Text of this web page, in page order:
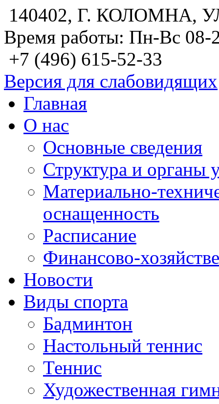
140402, Г. КОЛОМНА,
Время работы: Пн-Вс 08-
+7 (496) 615-52-33
Версия для слабовидящих
Главная
О нас
Основные сведения
Структура и органы
Материально-
оснащенность
Расписание
Финансово-
Новости
Виды спорта
Бадминтон
Настольный теннис
Теннис
Художественная